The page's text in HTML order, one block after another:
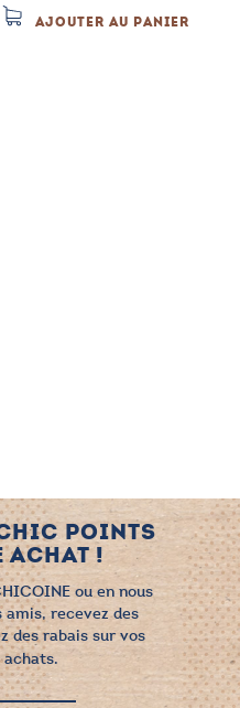
AJOUTER AU PANIER
ou en nous
recevez des
des rabais sur vos
achats.
POINTS
ACHAT !